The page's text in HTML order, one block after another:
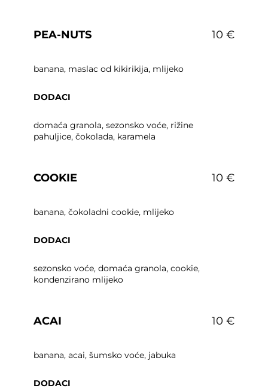
PEA-NUTS
banana, maslac od kikirikija, mlijeko
DODACI
domaća granola, sezonsko voće, rižine
pahuljice, čokolada, karamela
10 €
COOKIE
banana, čokoladni cookie, mlijeko
DODACI
sezonsko voće, domaća granola, cookie,
kondenzirano mlijeko
10 €
ACAI
banana, acai, šumsko voće, jabuka
DODACI
10 €